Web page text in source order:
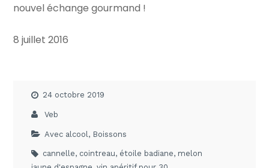
nouvel échange gourmand !
8 juillet 2016
24 octobre 2019
Veb
Avec alcool , Boissons
cannelle, cointreau, étoile badiane, melon